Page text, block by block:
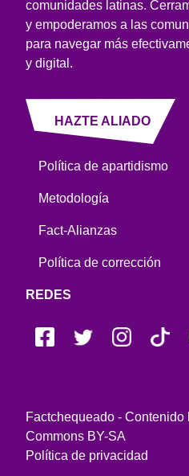
comunidades latinas.
y empoderamos a las
para navegar más
y digital.
HAZTE ALIADO
Política de apartidismo
Metodología
Fact-Alianzas
Política de corrección
REDES
Factchequeado -
Commons BY-SA
Política de privacidad